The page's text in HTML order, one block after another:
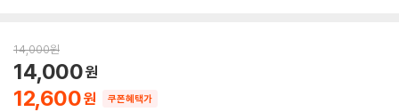
14,000원
12,600
14,000
쿠폰혜택가